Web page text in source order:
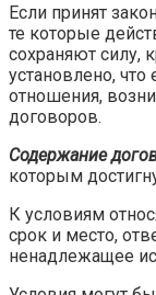
Если принят
те которые
сохраняют силу,
установлено, что
отношения,
договоров.
Содержание
которым
К условиям
срок и место,
ненадлежащее